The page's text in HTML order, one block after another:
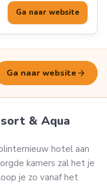
Ga naar website
Ga naar website arrow_forward
& Aqua
hotel aan
kamers zal het je
je zo vanaf het